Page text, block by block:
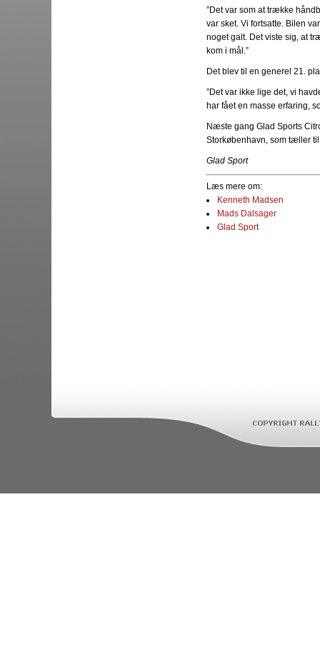
”Det var som at trække
var sket. Vi fortsatte. Bilen
noget galt. Det viste sig, at
kom i mål.”
Det blev til en generel 21.
”Det var ikke lige det, vi
har fået en masse erfaring,
Næste gang Glad Sports
Storkøbenhavn, som tæller
Glad Sport
Læs mere om:
Kenneth Madsen
Mads Dalsager
Glad Sport